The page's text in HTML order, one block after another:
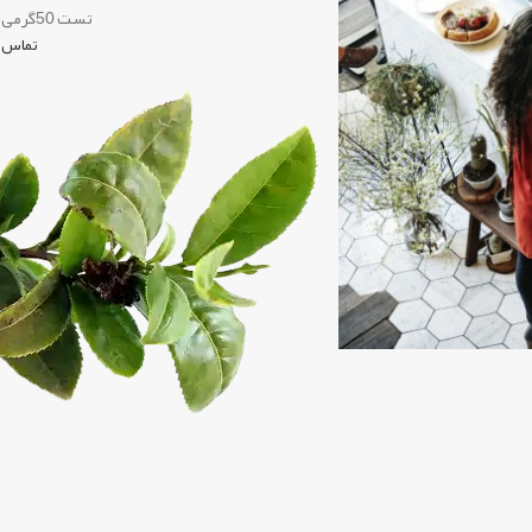
تست 50گرمی مناسب 4نفر
تماس